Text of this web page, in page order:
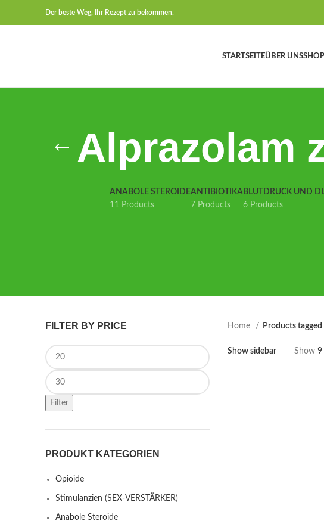
Der beste Weg, Ihr Rezept zu bekommen.
STARTSEITEÜBER UNSSHOP
Alprazolam
ANABOLE STEROIDE
11 Products
ANTIBIOTIKA
7 Products
BLUTDRUCK UND
6 Products
FILTER BY PRICE
Min price
Max price
Filter
PRODUKT KATEGORIEN
Opioide
Stimulanzien (SEX-VERSTÄRKER)
Anabole Steroide
Home Products
Show sidebar Show 9